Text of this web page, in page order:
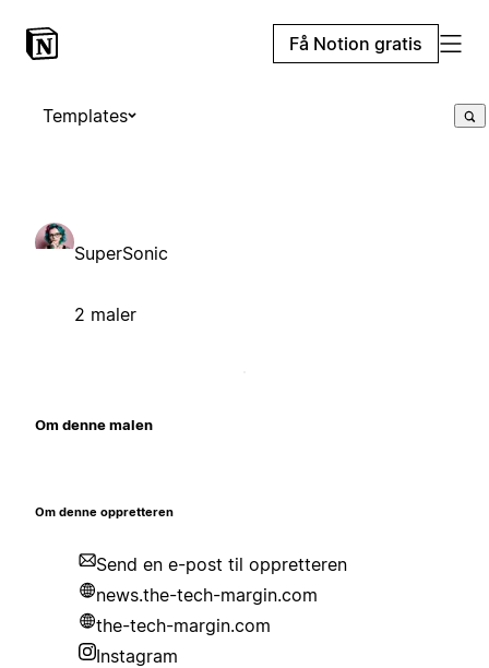
Få Notion gratis
Templates
SuperSonic
2 maler
Om denne malen
Om denne oppretteren
Send en e-post til oppretteren
news.the-tech-margin.com
the-tech-margin.com
Instagram